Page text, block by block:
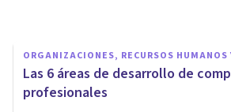
ORGANIZACIONES, RECURSOS HUMANOS
Las 6 áreas de desarrollo de
profesionales